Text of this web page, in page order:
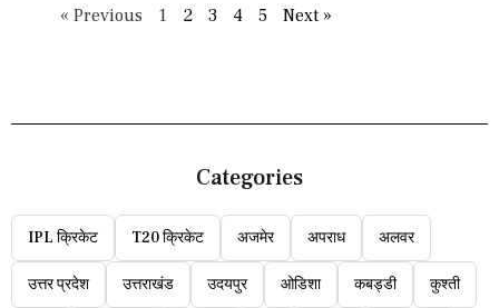
« Previous 1 2 3 4 5 Next »
Categories
IPL क्रिकेट T20 क्रिकेट अजमेर अपराध अलवर
उत्तर प्रदेश उत्तराखंड उदयपुर ओडिशा कबड्डी कुश्ती